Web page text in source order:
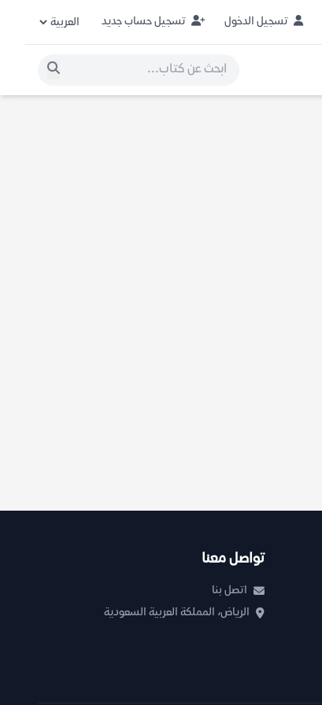
تسجيل الدخول تسجيل حساب جديد
تواصل معنا
اتصل بنا
الرياض، المملكة العربية السعودية